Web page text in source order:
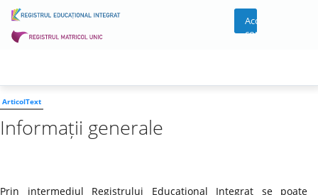
Acces
cont
ArticolText
Informații generale
Prin intermediul Registrului Educațional Integrat se poate